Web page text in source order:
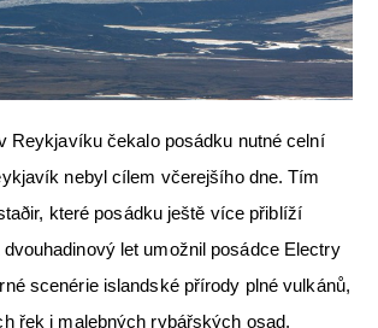
Reykjavíku čekalo posádku nutné celní
nebyl cílem včerejšího dne. Tím
které posádku ještě více přiblíží
let umožnil posádce Electry
scenérie islandské přírody plné vulkánů,
řek i malebných rybářských osad.